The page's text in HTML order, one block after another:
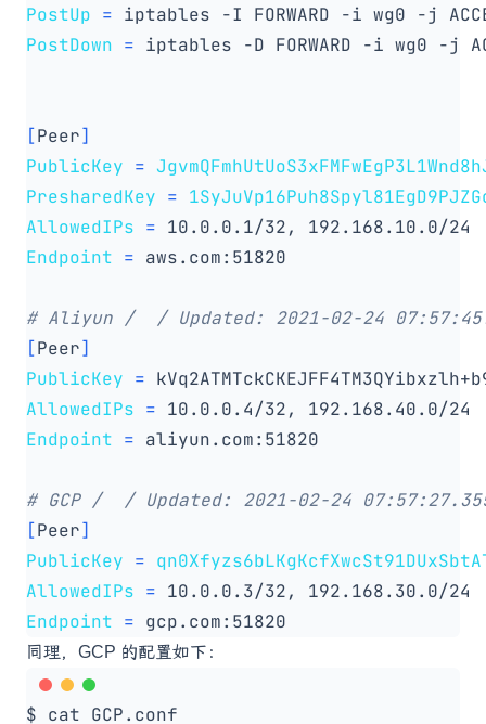
PostUp = iptables -I FORWARD -i wg0 -j
PostDown = iptables -D FORWARD -i wg0 -j
[Peer]
PublicKey =
PresharedKey =
AllowedIPs =
Endpoint =
# Aliyun /  / Updated: 2021-02-24
[Peer]
PublicKey =
AllowedIPs =
Endpoint =
# GCP /  / Updated: 2021-02-24
[Peer]
PublicKey =
AllowedIPs =
Endpoint =
同理，GCP 的配置如下：